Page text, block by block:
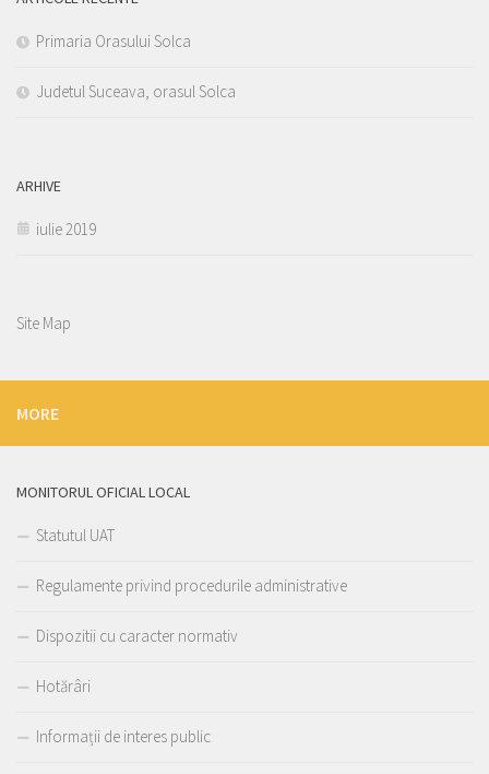
Primaria Orasului Solca
Judetul Suceava, orasul Solca
ARHIVE
iulie 2019
Site Map
MORE
MONITORUL OFICIAL LOCAL
Statutul UAT
Regulamente privind procedurile administrative
Dispozitii cu caracter normativ
Hotărâri
Informații de interes public